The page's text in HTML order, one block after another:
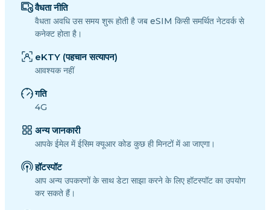
वैधता नीति
वैधता अवधि उस समय शुरू होती है जब eSIM किसी समर्थित नेटवर्क से
कनेक्ट होता है।
eKTY (पहचान सत्यापन)
आवश्यक नहीं
गति
4G
अन्य जानकारी
आपके ईमेल में ईसिम क्यूआर कोड कुछ ही मिनटों में आ जाएगा।
हॉटस्पॉट
आप अन्य उपकरणों के साथ डेटा साझा करने के लिए हॉटस्पॉट का उपयोग
कर सकते हैं।